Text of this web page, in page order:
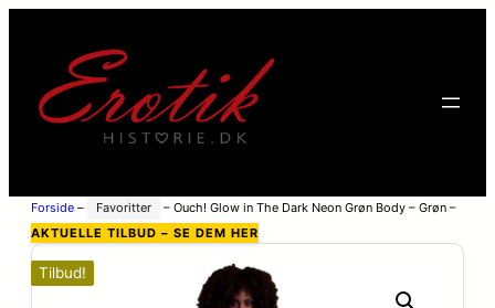
Forside – Favoritter – Ouch! Glow in The Dark Neon Grøn Body – Grøn –
One Size
AKTUELLE TILBUD – SE DEM HER
Tilbud!